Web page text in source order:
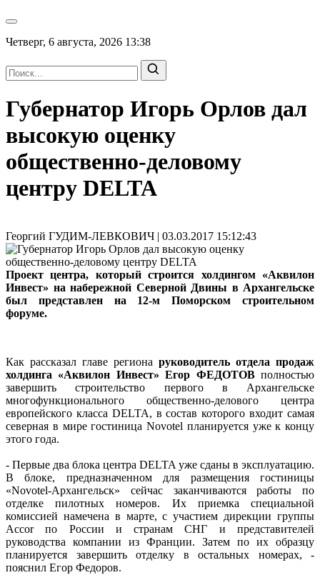
Четверг, 6 августа, 2026 13:38
Губернатор Игорь Орлов дал
высокую оценку
общественно-деловому
центру DELTA
Георгий ГУДИМ-ЛЕВКОВИЧ | 03.03.2017 15:12:43
Проект центра, который строится холдингом «Аквилон
Инвест» на набережной Северной Двины в Архангельске
был представлен на 12-м Поморском строительном
форуме.
Как рассказал главе региона руководитель отдела продаж
холдинга «Аквилон Инвест» Егор ФЕДОТОВполностью
завершить строительство первого в Архангельске
многофункционального общественно-делового центра
европейского класса DELTA, в состав которого входит самая
северная в мире гостиница Novоtel планируется уже к концу
этого года.
- Первые два блока центра DELTA уже сданы в эксплуатацию.
В блоке, предназначенном для размещения гостиницы
«Novotel-Архангельск» сейчас заканчиваются работы по
отделке пилотных номеров. Их приемка специальной
комиссией намечена в марте, с участием дирекции группы
Accor по России и странам СНГ и представителей
руководства компании из Франции. Затем по их образцу
планируется завершить отделку в остальных номерах, -
пояснил Егор Федоров.